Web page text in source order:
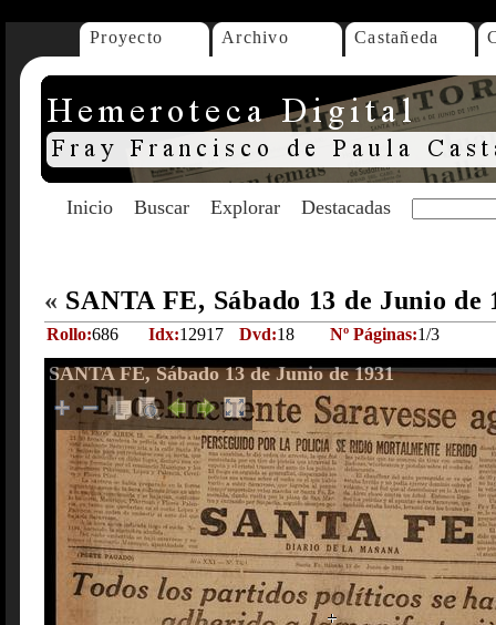
Proyecto Archivo Castañeda
Inicio Buscar Explorar Destacadas
« SANTA FE, Sábado 13 de Junio de
Rollo:686 Idx:12917 Dvd:18 Nº Páginas:1/3
SANTA FE, Sábado 13 de Junio de 1931